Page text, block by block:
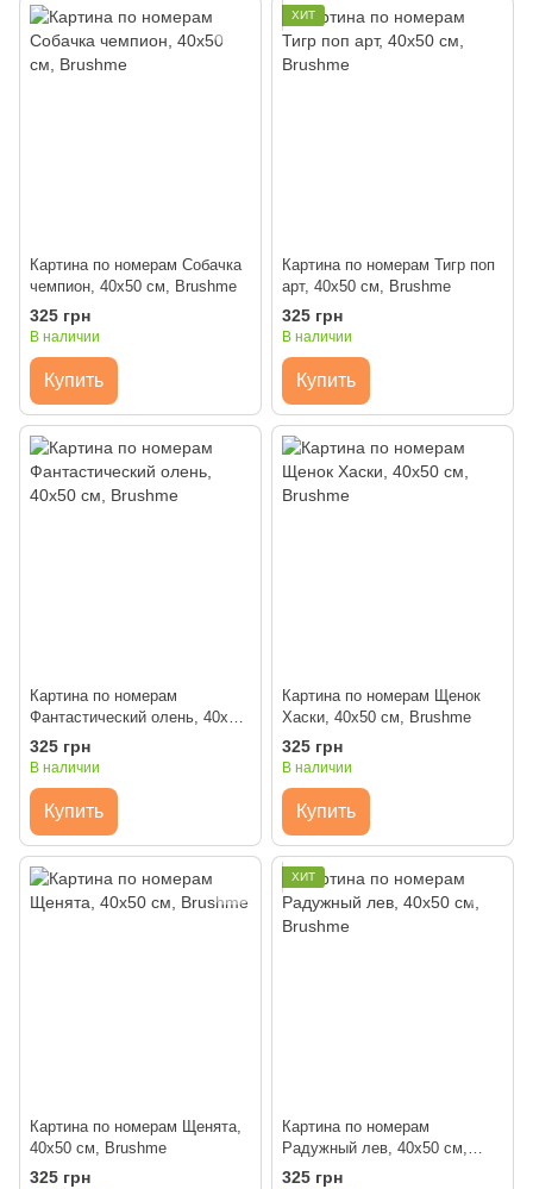
Картина по номерам Собачка
чемпион, 40x50 см, Brushme
325 грн
В наличии
Купить
ХИТ
Картина по номерам Тигр поп
арт, 40x50 см, Brushme
325 грн
В наличии
Купить
Картина по номерам
Фантастический олень, 40x50
см, Brushme
325 грн
В наличии
Купить
Картина по номерам Щенок
Хаски, 40x50 см, Brushme
325 грн
В наличии
Купить
Картина по номерам Щенята,
40x50 см, Brushme
325 грн
ХИТ
Картина по номерам
Радужный лев, 40x50 см,
Brushme
325 грн